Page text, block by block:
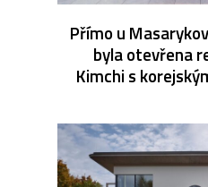
Přímo u
byla otevřena
Kimchi s